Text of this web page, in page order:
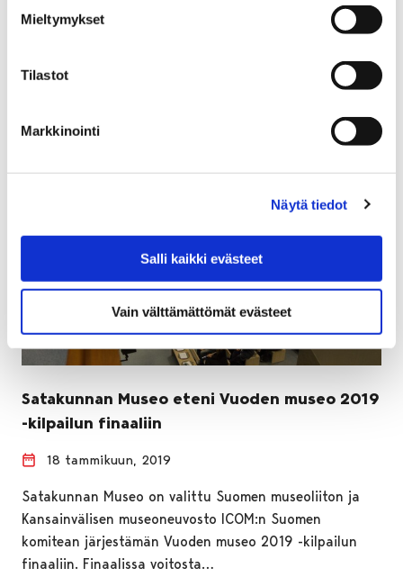
Mieltymykset
Tilastot
Markkinointi
Näytä tiedot
Salli kaikki evästeet
Vain välttämättömät evästeet
sunnuntaina 20.1.2019 klo 15-17 Karhuhallissa.
Satakunnan Museo eteni Vuoden museo 2019
-kilpailun finaaliin
18 tammikuun, 2019
Satakunnan Museo on valittu Suomen museoliiton ja
Kansainvälisen museoneuvosto ICOM:n Suomen
komitean järjestämän Vuoden museo 2019 -kilpailun
finaaliin. Finaalissa voitosta…